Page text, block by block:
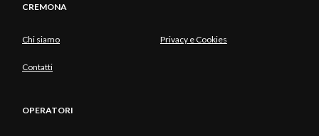
CREMONA
Chi siamo Privacy e Cookies
Contatti
OPERATORI